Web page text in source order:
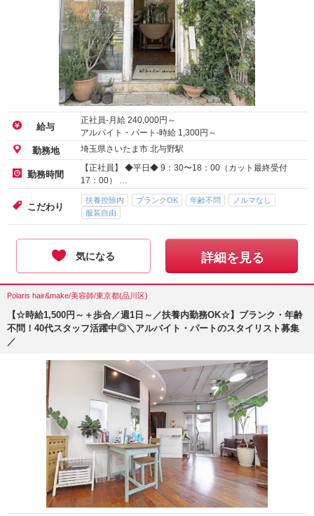
給与
正社員-月給 240,000円～
アルバイト・パート-時給 1,300円～
勤務地 埼玉県さいたま市 北与野駅
勤務時間
【正社員】 ◆平日◆ 9：30〜18：00（カット最終受付
17：00） …
こだわり
扶養控除内 ブランクOK 年齢不問
ノルマなし
服装自由
気になる 詳細を見る
Polaris hair&make/美容師/東京都(品川区)
【☆時給1,500円～＋歩合／週1日～／扶養内勤務OK☆】ブランク・年齢
不問！40代スタッフ活躍中◎＼アルバイト・パートのスタイリスト募集
／